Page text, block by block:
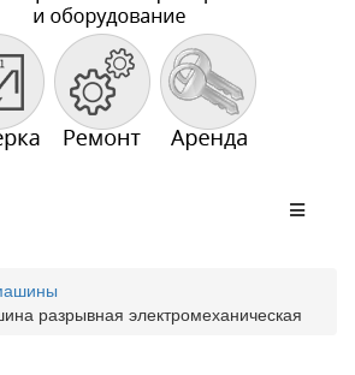
разрывная электромеханическая